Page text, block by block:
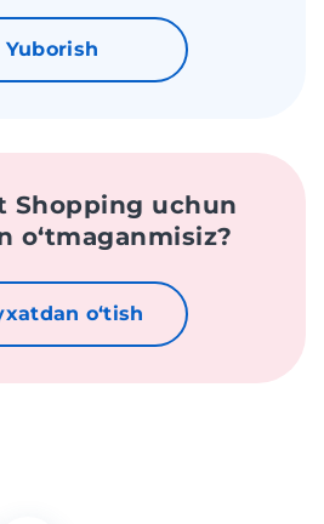
Yuborish
Shopping uchun
oʻtmaganmisiz?
oʻtish